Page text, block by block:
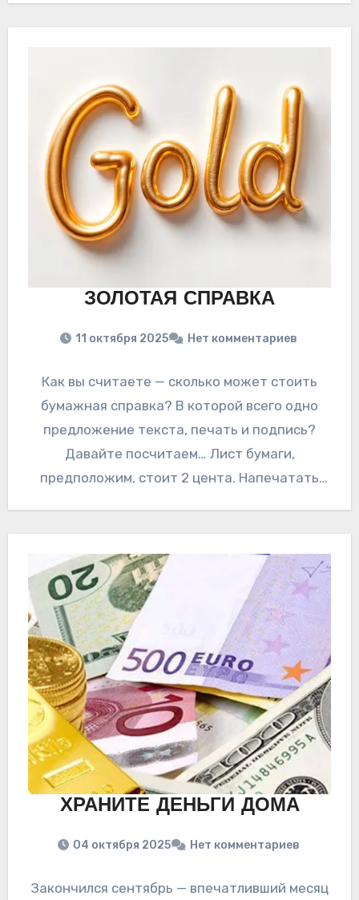
ЗОЛОТАЯ СПРАВКА
11 октября 2025 Нет комментариев
Как вы считаете — сколько может стоить
бумажная справка? В которой всего одно
предложение текста, печать и подпись?
Давайте посчитаем… Лист бумаги,
предположим, стоит 2 цента. Напечатать
ХРАНИТЕ ДЕНЬГИ ДОМА
04 октября 2025 Нет комментариев
Закончился сентябрь — впечатливший месяц